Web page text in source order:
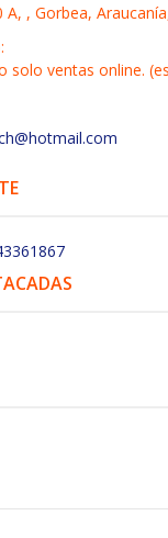
, Gorbea,
solo ventas online.